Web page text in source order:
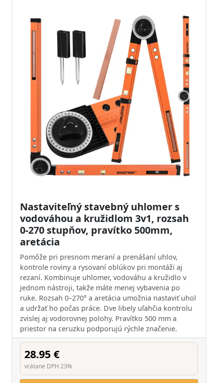
Nastaviteľný stavebný uhlomer s
vodováhou a kružidlom 3v1, rozsah
0-270 stupňov, pravítko 500mm,
aretácia
Pomôže pri presnom meraní a prenášaní uhlov,
kontrole roviny a rysovaní oblúkov pri montáži aj
rezaní. Kombinuje uhlomer, vodováhu a kružidlo v
jednom nástroji, takže máte menej vybavenia po
ruke. Rozsah 0–270° a aretácia umožnia nastaviť uhol
a udržať ho počas práce. Dve libely uľahčia kontrolu
zvislej aj vodorovnej polohy. Pravítko 500 mm a
priestor na ceruzku podporujú rýchle značenie.
28.95 €
vrátane DPH 23%